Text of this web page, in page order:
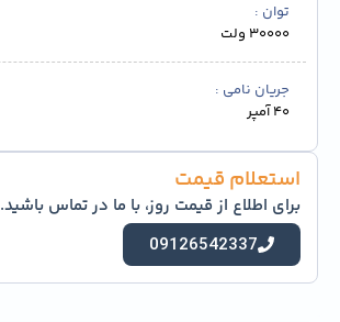
توان
30000 ولت
جریان نامی
40 آمپر
استعلام قیمت
برای اطلاع از قیمت روز، با ما در تماس باشید.
09126542337